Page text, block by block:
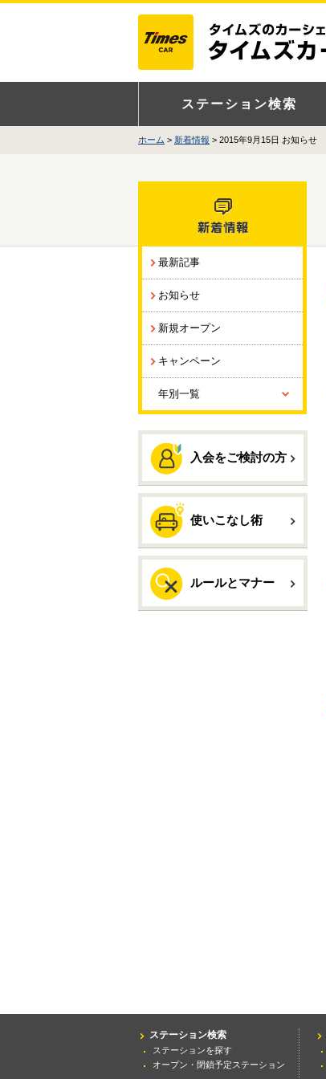
ステーション検索
ホーム 新着情報 > 2015年9月15日 お知らせ
最新記事
お知らせ
新規オープン
キャンペーン
年別一覧
入会をご検討の方
使いこなし術
ルールとマナー
ステーション検索
ステーションを探す
オープン・閉鎖予定ステーション